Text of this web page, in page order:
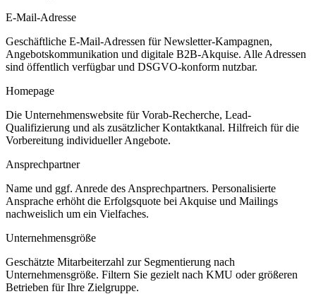
E-Mail-Adresse
Geschäftliche E-Mail-Adressen für Newsletter-Kampagnen,
Angebotskommunikation und digitale B2B-Akquise. Alle Adressen
sind öffentlich verfügbar und DSGVO-konform nutzbar.
Homepage
Die Unternehmenswebsite für Vorab-Recherche, Lead-
Qualifizierung und als zusätzlicher Kontaktkanal. Hilfreich für die
Vorbereitung individueller Angebote.
Ansprechpartner
Name und ggf. Anrede des Ansprechpartners. Personalisierte
Ansprache erhöht die Erfolgsquote bei Akquise und Mailings
nachweislich um ein Vielfaches.
Unternehmensgröße
Geschätzte Mitarbeiterzahl zur Segmentierung nach
Unternehmensgröße. Filtern Sie gezielt nach KMU oder größeren
Betrieben für Ihre Zielgruppe.